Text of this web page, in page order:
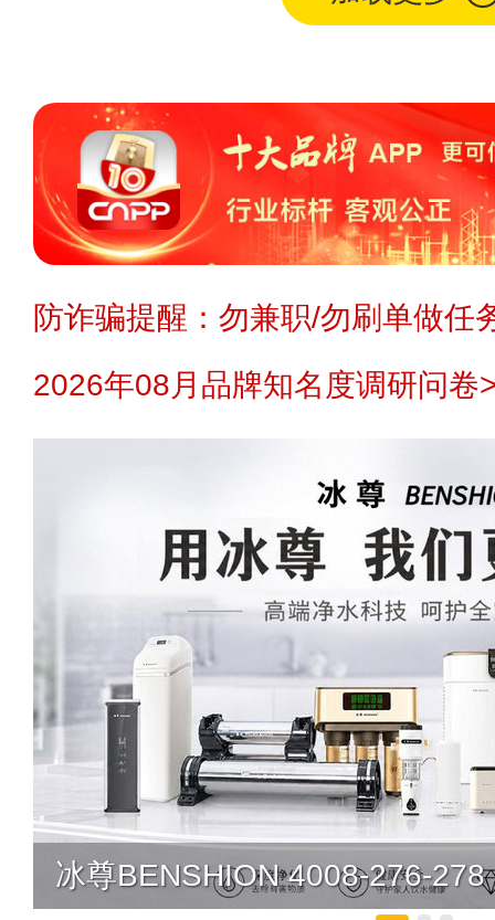
防诈骗提醒：勿兼职/勿刷单做任
2026年08月品牌知名度调研问卷
冰尊BENSHION 4008-276-278